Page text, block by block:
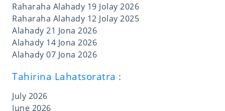
Raharaha Alahady 19 Jolay 2026
Raharaha Alahady 12 Jolay 2025
Alahady 21 Jona 2026
Alahady 14 Jona 2026
Alahady 07 Jona 2026
Tahirina Lahatsoratra :
July 2026
June 2026